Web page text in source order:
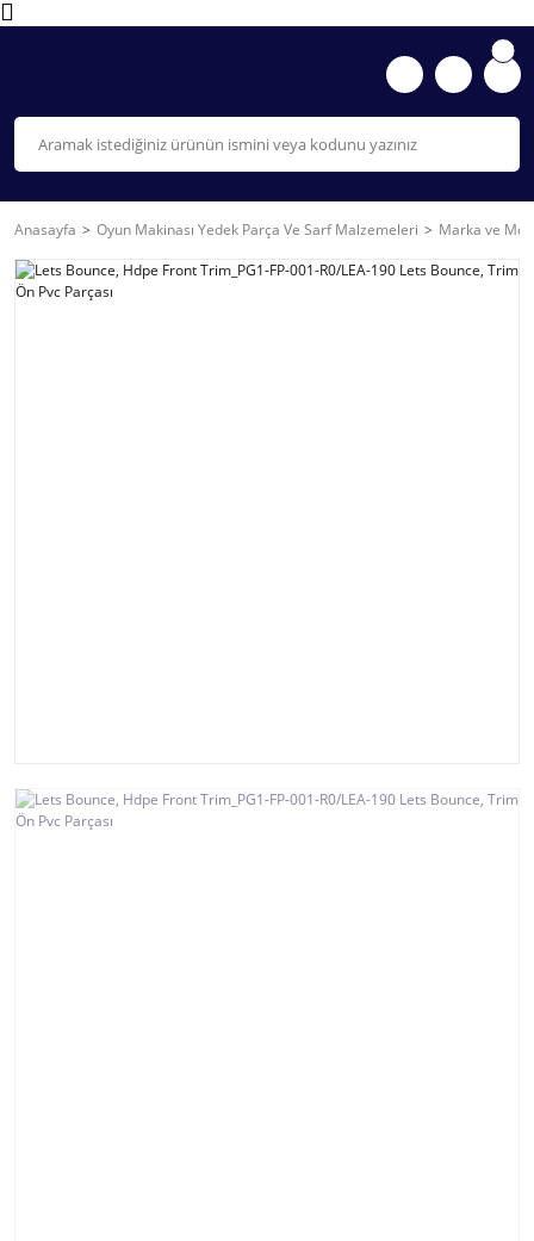
Anasayfa Oyun Makinası Yedek Parça Ve Sarf Malzemeleri Marka ve